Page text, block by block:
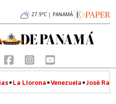
27.9°C | PANAMÁ
La Llorona Venezuela José